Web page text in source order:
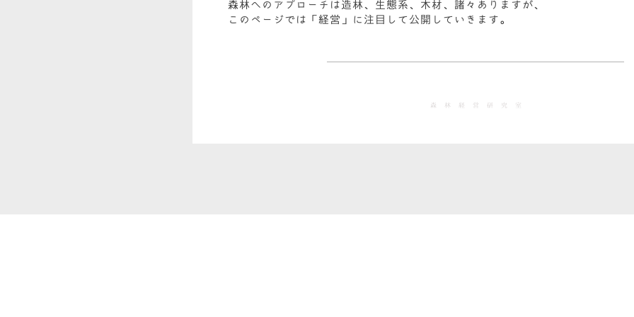
森林へのアプローチは造林、生態系、木材、諸々ありますが、
このページでは「経営」に注目して公開していきます。
森林経営研究室